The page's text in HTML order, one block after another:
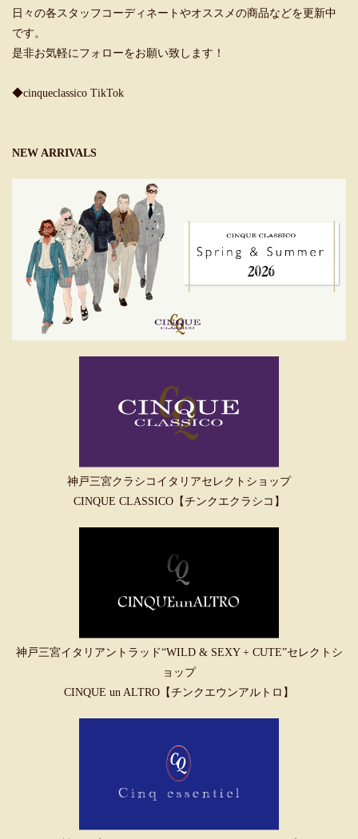
日々の各スタッフコーディネートやオススメの商品などを更新中
です。
是非お気軽にフォローをお願い致します！
◆cinqueclassico TikTok
NEW ARRIVALS
神戸三宮クラシコイタリアセレクトショップ
CINQUE CLASSICO【チンクエクラシコ】
神戸三宮イタリアントラッド“WILD & SEXY + CUTE”セレクトシ
ョップ
CINQUE un ALTRO【チンクエウンアルトロ】